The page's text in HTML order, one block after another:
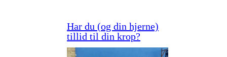
Har du (og din hjerne)
tillid til din krop?